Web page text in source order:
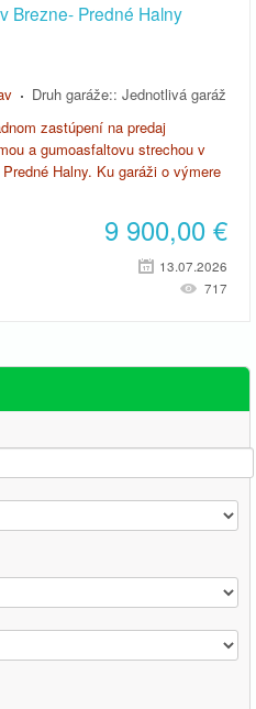
Brezne- Predné Halny
Druh garáže:: Jednotlivá garáž
zastúpení na predaj
a gumoasfaltovu strechou v
Halny. Ku garáži o výmere
9 900,00 €
13.07.2026
717